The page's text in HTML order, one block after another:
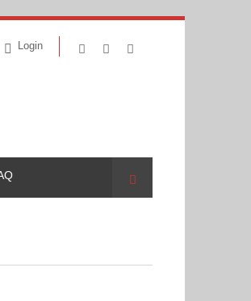
Login
Suche